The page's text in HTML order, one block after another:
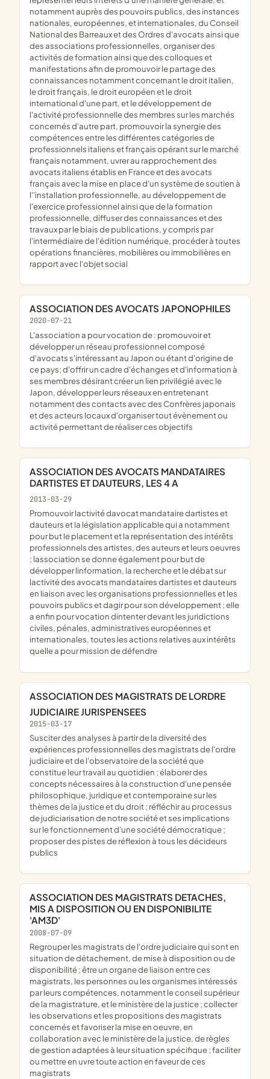
notamment auprès des pouvoirs publics, des instances
nationales, européennes, et internationales, du Conseil
National des Barreaux et des Ordres d'avocats ainsi que
des associations professionnelles, organiser des
activités de formation ainsi que des colloques et
manifestations afin de promouvoir le partage des
connaissances notamment concernant le droit italien,
le droit français, le droit européen et le droit
international d'une part, et le développement de
l'activité professionnelle des membres sur les marchés
concernés d'autre part, promouvoir la synergie des
compétences entre les différentes catégories de
professionnels italiens et français opérant sur le marché
français notamment, uvrer au rapprochement des
avocats italiens établis en France et des avocats
français avec la mise en place d'un système de soutien à
l''installation professionnelle, au développement de
l'exercice professionnel ainsi que de la formation
professionnelle, diffuser des connaissances et des
travaux par le biais de publications, y compris par
l'intermédiaire de l'édition numérique, procéder à toutes
opérations financières, mobilières ou immobilières en
rapport avec l'objet social
ASSOCIATION DES AVOCATS JAPONOPHILES
2020-07-21
l'association a pour vocation de : promouvoir et
développer un réseau professionnel composé
d'avocats s'intéressant au Japon ou étant d'origine de
ce pays; d'offrir un cadre d'échanges et d'information à
ses membres désirant créer un lien privilégié avec le
Japon, développer leurs réseaux en entretenant
notamment des contacts avec des Confrères japonais
et des acteurs locaux d'organiser tout évènement ou
activité permettant de réaliser ces objectifs
ASSOCIATION DES AVOCATS MANDATAIRES
DARTISTES ET DAUTEURS, LES 4 A
2013-03-29
promouvoir lactivité davocat mandataire dartistes et
dauteurs et la législation applicable qui a notamment
pour but le placement et la représentation des intérêts
professionnels des artistes, des auteurs et leurs oeuvres
; lassociation se donne également pour but de
développer linformation, la recherche et le débat sur
lactivité des avocats mandataires dartistes et dauteurs
en liaison avec les organisations professionnelles et les
pouvoirs publics et dagir pour son développement ; elle
a enfin pour vocation dintenter devant les juridictions
civiles, pénales, administratives européennes et
internationales, toutes les actions relatives aux intérêts
quelle a pour mission de défendre
ASSOCIATION DES MAGISTRATS DE LORDRE
JUDICIAIRE JURISPENSEES
2015-03-17
susciter des analyses à partir de la diversité des
expériences professionnelles des magistrats de l'ordre
judiciaire et de l'observatoire de la société que
constitue leur travail au quotidien ; élaborer des
concepts nécessaires à la construction d'une pensée
philosophique, juridique et contemporaine sur les
thèmes de la justice et du droit ; réfléchir au processus
de judiciarisation de notre société et ses implications
sur le fonctionnement d'une société démocratique ;
proposer des pistes de réflexion à tous les décideurs
publics
ASSOCIATION DES MAGISTRATS DETACHES,
MIS A DISPOSITION OU EN DISPONIBILITE
'AM3D'
2008-07-09
regrouper les magistrats de l'ordre judiciaire qui sont en
situation de détachement, de mise à disposition ou de
disponibilité ; être un organe de liaison entre ces
magistrats, les personnes ou les organismes intéressés
par leurs compétences, notamment le conseil supérieur
de la magistrature, et le ministère de la justice ; collecter
les observations et les propositions des magistrats
concernés et favoriser la mise en oeuvre, en
collaboration avec le ministère de la justice, de règles
de gestion adaptées à leur situation spécifique ; faciliter
ou mettre en uvre toute action en faveur de ces
magistrats